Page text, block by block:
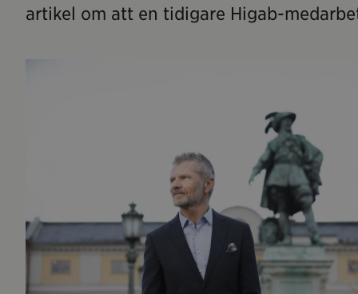
artikel om att en tidigare Higab-